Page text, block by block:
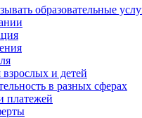
образовательные
и детей
в разных сферах
платежей